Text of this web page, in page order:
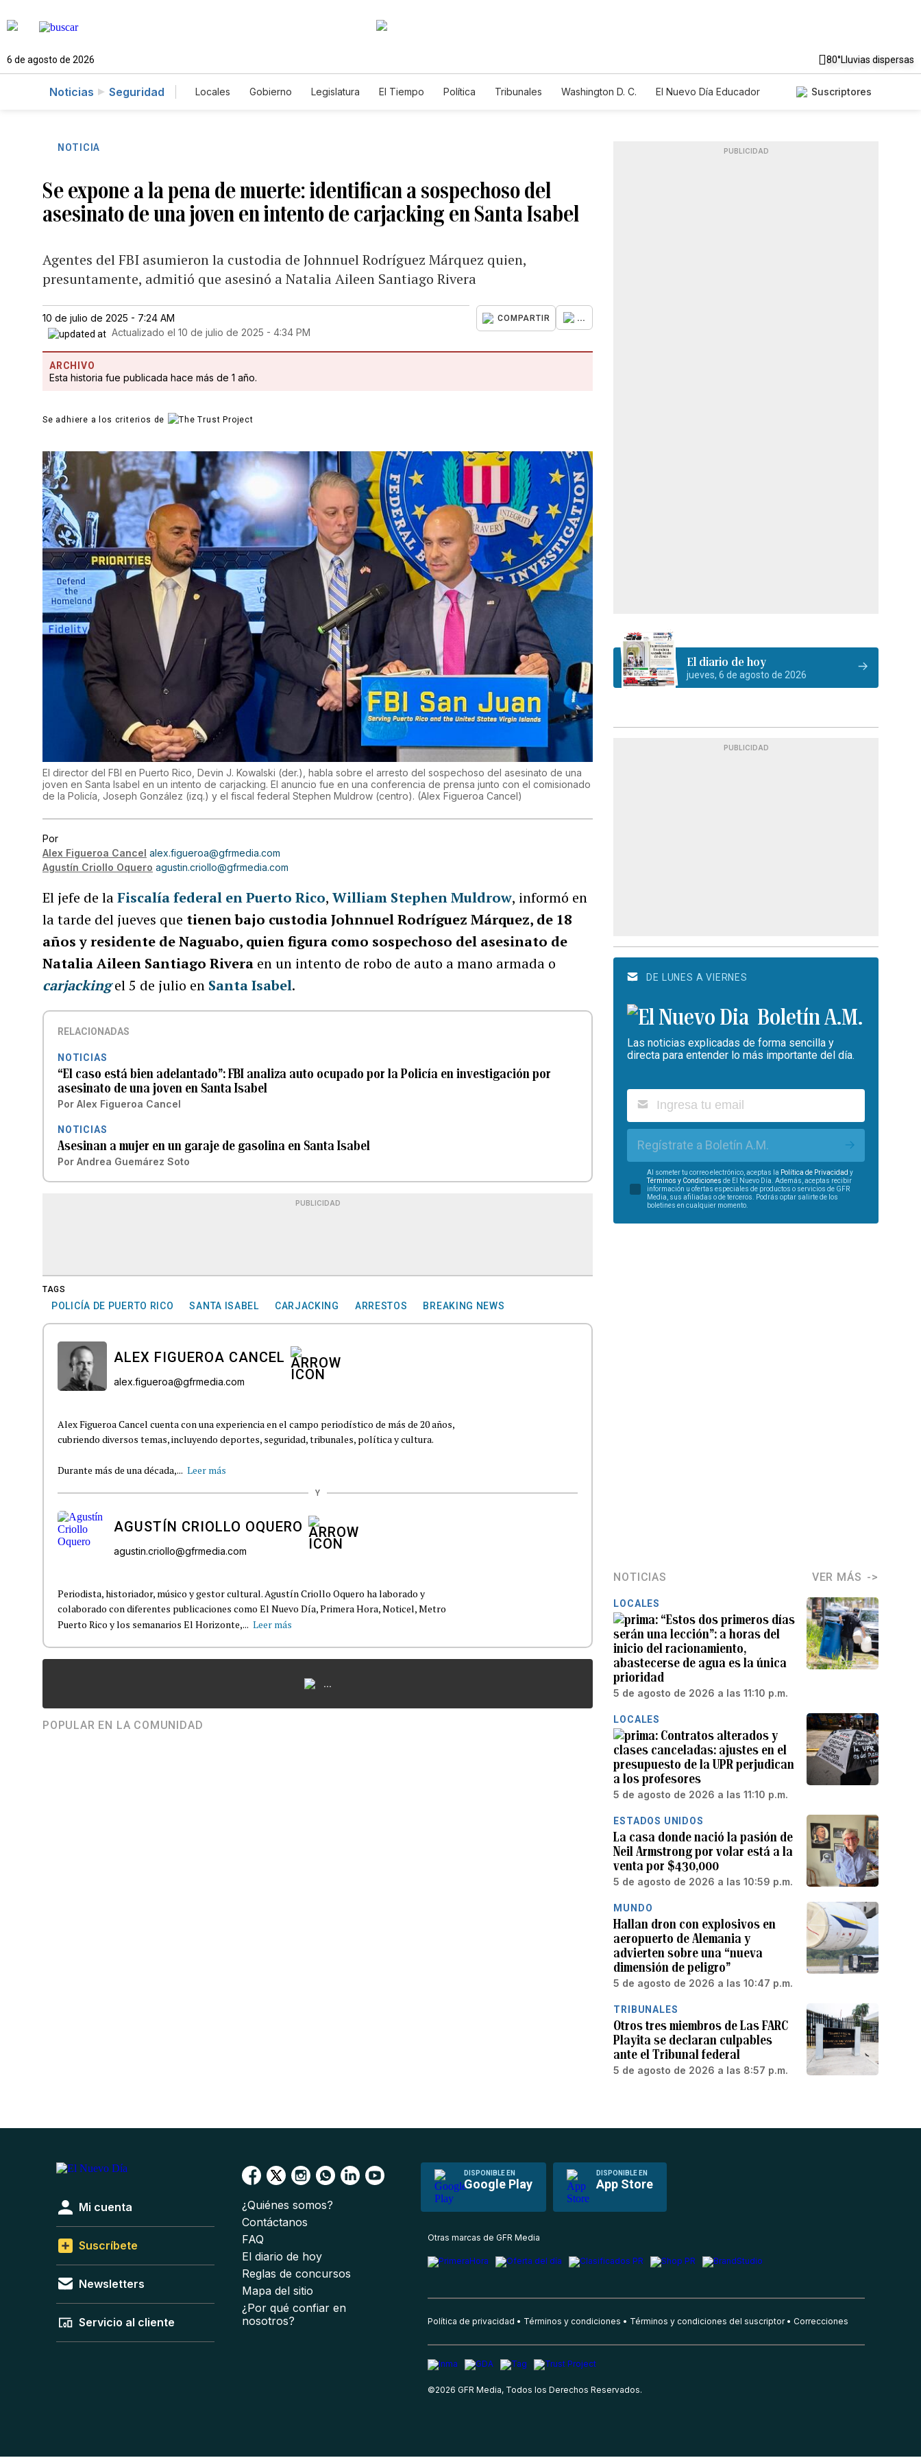
6 de agosto de 2026 80°Lluvias dispersas
Noticias Seguridad Locales Gobierno Legislatura El Tiempo Política Tribunales Washington D. C.
El Nuevo Día Educador
Suscriptores
NOTICIA
Se expone a la pena de muerte: identifican a sospechoso del
asesinato de una joven en intento de carjacking en Santa Isabel
Agentes del FBI asumieron la custodia de Johnnuel Rodríguez Márquez quien,
presuntamente, admitió que asesinó a Natalia Aileen Santiago Rivera
10 de julio de 2025 - 7:24 AM
Actualizado el10 de julio de 2025 - 4:34 PM
COMPARTIR ...
ARCHIVO
Esta historia fue publicada hace más de 1 año.
Se adhiere a los criterios de
El director del FBI en Puerto Rico, Devin J. Kowalski (der.), habla sobre el arresto del sospechoso del asesinato de una
joven en Santa Isabel en un intento de carjacking. El anuncio fue en una conferencia de prensa junto con el comisionado
de la Policía, Joseph González (izq.) y el fiscal federal Stephen Muldrow (centro). (Alex Figueroa Cancel)
Por
Alex Figueroa Cancel alex.figueroa@gfrmedia.com
Agustín Criollo Oquero agustin.criollo@gfrmedia.com
El jefe de laFiscalía federal en Puerto Rico,William Stephen Muldrow, informó en
la tarde del jueves que tienen bajo custodia Johnnuel Rodríguez Márquez, de 18
años y residente de Naguabo, quien figura como sospechoso del asesinato de
Natalia Aileen Santiago Rivera en un intento de robo de auto a mano armada o
carjackingel 5 de julio en Santa Isabel.
RELACIONADAS
NOTICIAS
“El caso está bien adelantado”: FBI analiza auto ocupado por la Policía en investigación por
asesinato de una joven en Santa Isabel
Por Alex Figueroa Cancel
NOTICIAS
Asesinan a mujer en un garaje de gasolina en Santa Isabel
Por Andrea Guemárez Soto
PUBLICIDAD
TAGS
POLICÍA DE PUERTO RICO SANTA ISABEL CARJACKING ARRESTOS BREAKING NEWS
ALEX FIGUEROA CANCEL
alex.figueroa@gfrmedia.com
Alex Figueroa Cancel cuenta con una experiencia en el campo periodístico de más de 20 años,
cubriendo diversos temas, incluyendo deportes, seguridad, tribunales, política y cultura.
Durante más de una década,... Leer más
Y
AGUSTÍN CRIOLLO OQUERO
agustin.criollo@gfrmedia.com
Periodista, historiador, músico y gestor cultural. Agustín Criollo Oquero ha laborado y
colaborado con diferentes publicaciones como El Nuevo Día, Primera Hora, Noticel, Metro
Puerto Rico y los semanarios El Horizonte,... Leer más
...
POPULAR EN LA COMUNIDAD
PUBLICIDAD
El diario de hoy
jueves, 6 de agosto de 2026
PUBLICIDAD
DE LUNES A VIERNES
Boletín A.M.
Las noticias explicadas de forma sencilla y
directa para entender lo más importante del día.
Regístrate a Boletín A.M.
Al someter tu correo electrónico, aceptas la Política de Privacidad y
Términos y Condiciones de El Nuevo Día. Además, aceptas recibir
información u ofertas especiales de productos o servicios de GFR
Media, sus afiliadas o de terceros. Podrás optar salirte de los
boletines en cualquier momento.
NOTICIAS VER MÁS
LOCALES
“Estos dos primeros días
serán una lección”: a horas del
inicio del racionamiento,
abastecerse de agua es la única
prioridad
5 de agosto de 2026 a las 11:10 p.m.
LOCALES
Contratos alterados y
clases canceladas: ajustes en el
presupuesto de la UPR perjudican
a los profesores
5 de agosto de 2026 a las 11:10 p.m.
ESTADOS UNIDOS
La casa donde nació la pasión de
Neil Armstrong por volar está a la
venta por $430,000
5 de agosto de 2026 a las 10:59 p.m.
MUNDO
Hallan dron con explosivos en
aeropuerto de Alemania y
advierten sobre una “nueva
dimensión de peligro”
5 de agosto de 2026 a las 10:47 p.m.
TRIBUNALES
Otros tres miembros de Las FARC
Playita se declaran culpables
ante el Tribunal federal
5 de agosto de 2026 a las 8:57 p.m.
DISPONIBLE EN
Google Play
DISPONIBLE EN
App Store
Mi cuenta
Suscríbete
Newsletters
Servicio al cliente
¿Quiénes somos?
Contáctanos
FAQ
El diario de hoy
Reglas de concursos
Mapa del sitio
¿Por qué confiar en
nosotros?
Otras marcas de GFR Media
Política de privacidad Términos y condiciones Términos y condiciones del suscriptor Correcciones
©2026 GFR Media, Todos los Derechos Reservados.